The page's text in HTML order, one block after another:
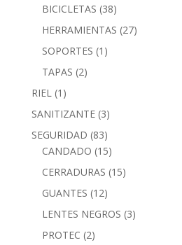
BICICLETAS (38)
HERRAMIENTAS (27)
SOPORTES (1)
TAPAS (2)
RIEL (1)
SANITIZANTE (3)
SEGURIDAD (83)
CANDADO (15)
CERRADURAS (15)
GUANTES (12)
LENTES NEGROS (3)
PROTEC (2)